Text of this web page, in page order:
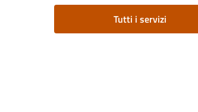
Tutti i servizi